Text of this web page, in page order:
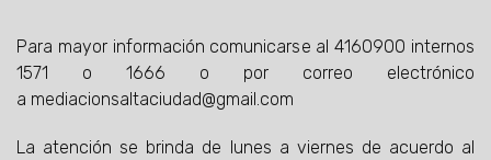
Para mayor información comunicarse al 4160900 internos
1571 o 1666 o por correo electrónico
a mediacionsaltaciudad@gmail.com
La atención se brinda de lunes a viernes de acuerdo al